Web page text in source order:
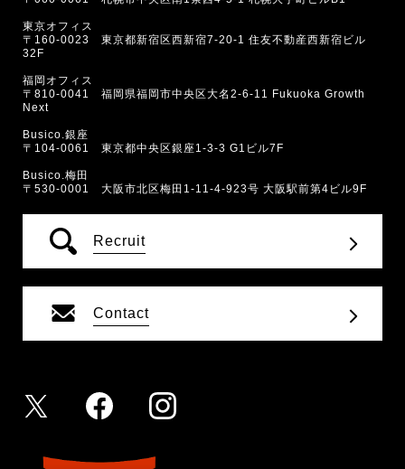
東京オフィス
〒160-0023 東京都新宿区西新宿7-20-1 住友不動産西新宿ビル
32F
福岡オフィス
〒810-0041 福岡県福岡市中央区大名2-6-11 Fukuoka Growth
Next
Busico.銀座
〒104-0061 東京都中央区銀座1-3-3 G1ビル7F
Busico.梅田
〒530-0001 大阪市北区梅田1-11-4-923号 大阪駅前第4ビル9F
Recruit
Contact